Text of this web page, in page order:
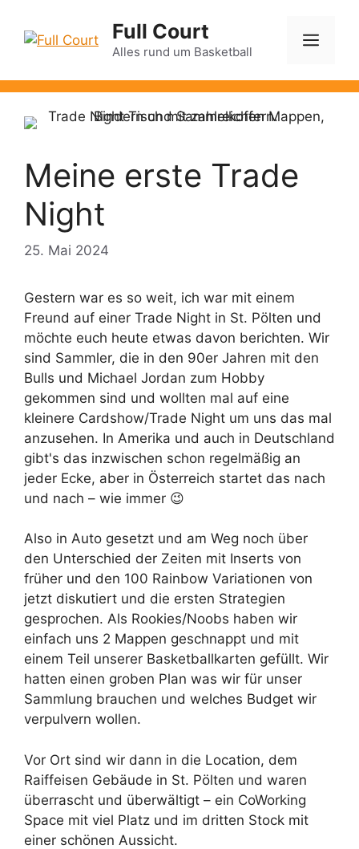
Inhalt
springen
Full Court
Alles rund um Basketball
Meine erste Trade
Night
25. Mai 2024
Gestern war es so weit, ich war mit einem
Freund auf einer Trade Night in St. Pölten und
möchte euch heute etwas davon berichten. Wir
sind Sammler, die in den 90er Jahren mit den
Bulls und Michael Jordan zum Hobby
gekommen sind und wollten mal auf eine
kleinere Cardshow/Trade Night um uns das mal
anzusehen. In Amerika und auch in Deutschland
gibt's das inzwischen schon regelmäßig an
jeder Ecke, aber in Österreich startet das nach
und nach – wie immer 😉
Also in Auto gesetzt und am Weg noch über
den Unterschied der Zeiten mit Inserts von
früher und den 100 Rainbow Variationen von
jetzt diskutiert und die ersten Strategien
gesprochen. Als Rookies/Noobs haben wir
einfach uns 2 Mappen geschnappt und mit
einem Teil unserer Basketballkarten gefüllt. Wir
hatten einen groben Plan was wir für unser
Sammlung brauchen und welches Budget wir
verpulvern wollen.
Vor Ort sind wir dann in die Location, dem
Raiffeisen Gebäude in St. Pölten und waren
überrascht und überwältigt – ein CoWorking
Space mit viel Platz und im dritten Stock mit
einer schönen Aussicht.